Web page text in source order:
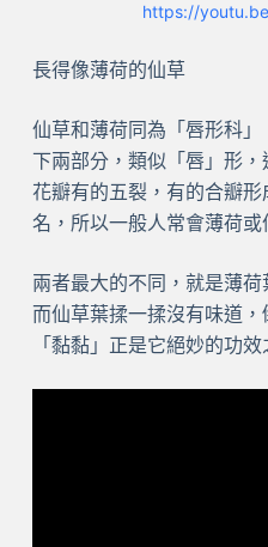
https://
長得像薄荷的仙草
仙草和薄荷同為「唇形科
下兩部分，類似「唇」形
花瓣有的五裂，有的合瓣
名，所以一般人常會薄荷或
兩者最大的不同，就是薄
而仙草葉揉一揉沒有味道
「黏黏」正是它絕妙的功